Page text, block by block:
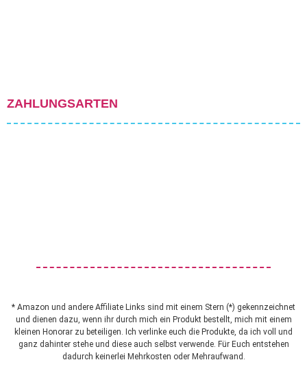
ZAHLUNGSARTEN
* Amazon und andere Affiliate Links sind mit einem Stern (*) gekennzeichnet
und dienen dazu, wenn ihr durch mich ein Produkt bestellt, mich mit einem
kleinen Honorar zu beteiligen. Ich verlinke euch die Produkte, da ich voll und
ganz dahinter stehe und diese auch selbst verwende. Für Euch entstehen
dadurch keinerlei Mehrkosten oder Mehraufwand.